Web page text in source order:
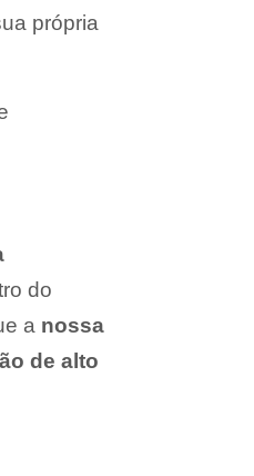
própria
do
a nossa
de alto